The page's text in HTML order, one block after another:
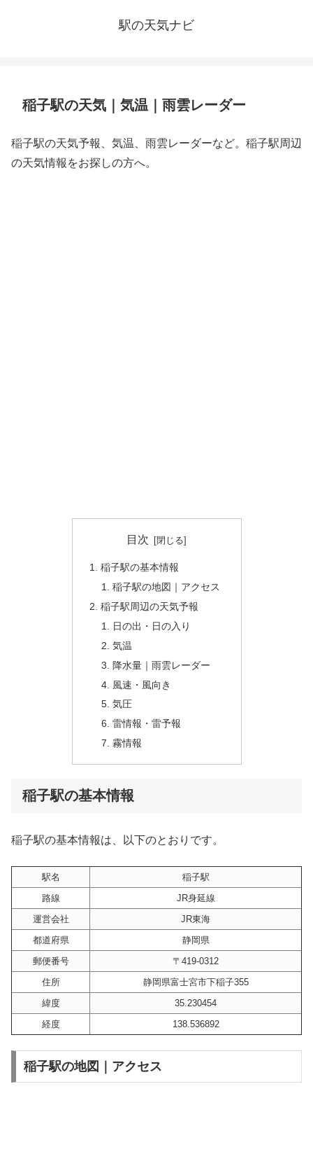
駅の天気ナビ
稲子駅の天気｜気温｜雨雲レーダー
稲子駅の天気予報、気温、雨雲レーダーなど。稲子駅周辺
の天気情報をお探しの方へ。
目次
稲子駅の基本情報
稲子駅の地図｜アクセス
稲子駅周辺の天気予報
日の出・日の入り
気温
降水量｜雨雲レーダー
風速・風向き
気圧
雷情報・雷予報
霧情報
稲子駅の基本情報
稲子駅の基本情報は、以下のとおりです。
駅名
稲子駅
路線
JR身延線
運営会社
JR東海
都道府県
静岡県
郵便番号
〒419-0312
住所
静岡県富士宮市下稲子355
緯度
35.230454
経度
138.536892
稲子駅の地図｜アクセス